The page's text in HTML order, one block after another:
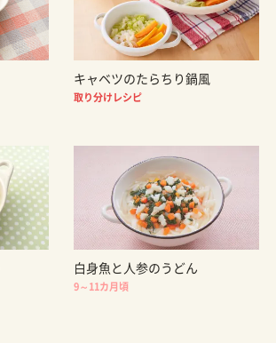
キャベツのたらちり鍋風
取り分けレシピ
白身魚と人参のうどん
9～11カ月頃